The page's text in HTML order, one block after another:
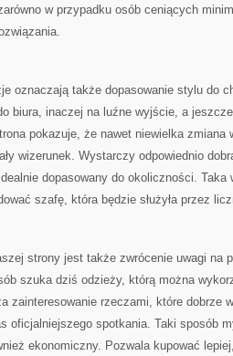
w przypadku osób ceniących
oznaczają także dopasowanie stylu do
biura, inaczej na luźne wyjście, a
pokazuje, że nawet niewielka zmiana
wizerunek. Wystarczy odpowiednio
dopasowany do okoliczności. Taka
szafę, która będzie służyła przez
strony jest także zwrócenie uwagi na
szuka dziś odzieży, którą można
zainteresowanie rzeczami, które dobrze
oficjalniejszego spotkania. Taki sposób
ekonomiczny. Pozwala kupować